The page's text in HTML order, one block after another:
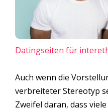
Datingseiten für
Auch wenn die
verbreiteter Stereotyp
Zweifel daran, dass